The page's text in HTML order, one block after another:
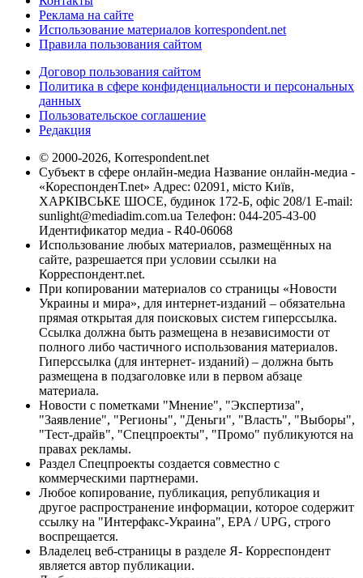
Реклама на сайте
Использование материалов korrespondent.net
Правила пользования сайтом
Договор пользования сайтом
Политика в сфере конфиденциальности и персональных
данных
Пользовательское соглашение
Редакция
© 2000-2026, Korrespondent.net
Субъект в сфере онлайн-медиа Название онлайн-медиа -
«КореспонденТ.net» Адрес: 02091, місто Київ,
ХАРКІВСЬКЕ ШОСЕ, будинок 172-Б, офіс 208/1 E-mail:
sunlight@mediadim.com.ua Телефон: 044-205-43-00
Идентификатор медиа - R40-06068
Использование любых материалов, размещённых на
сайте, разрешается при условии ссылки на
Корреспондент.net.
При копировании материалов со страницы «Новости
Украины и мира», для интернет-изданий – обязательна
прямая открытая для поисковых систем гиперссылка.
Ссылка должна быть размещена в независимости от
полного либо частичного использования материалов.
Гиперссылка (для интернет- изданий) – должна быть
размещена в подзаголовке или в первом абзаце
материала.
Новости с пометками "Мнение", "Экспертиза",
"Заявление", "Регионы", "Деньги", "Власть", "Выборы",
"Тест-драйв", "Спецпроекты", "Промо" публикуются на
правах рекламы.
Раздел Спецпроекты создается совместно с
коммерческими партнерами.
Любое копирование, публикация, републикация и
другое распространение информации, которое содержит
ссылку на "Интерфакс-Украина", EPA / UPG, строго
воспрещается.
Владелец веб-страницы в разделе Я- Корреспондент
является автор публикации.